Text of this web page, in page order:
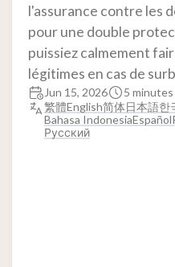
l'assurance contre les
pour une double
puissiez calmement
légitimes en cas de
Jun 15, 2026
5
繁體English简体日本語한
Bahasa IndonesiaEspañol
Русский